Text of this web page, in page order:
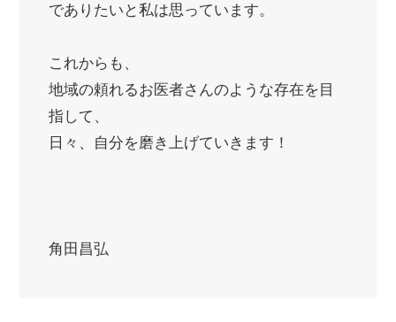
でありたいと私は思っています。
これからも、
地域の頼れるお医者さんのような存在を目
指して、
日々、自分を磨き上げていきます！
角田昌弘